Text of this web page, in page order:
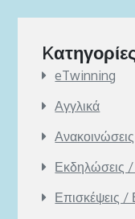
eTwinning
Αγγλικά
Ανακοινώσεις
Εκδηλώσεις /
Επισκέψεις /